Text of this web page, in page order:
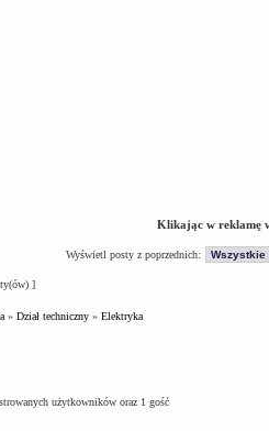
Klikając w reklamę
Wyświetl posty z poprzednich:
]
» Dział techniczny » Elektryka
użytkowników oraz 1 gość